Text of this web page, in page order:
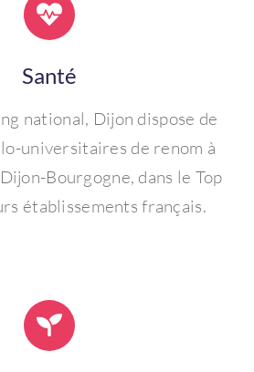
Santé
national, Dijon dispose de
universitaires de renom à
Bourgogne, dans le Top
établissements français.